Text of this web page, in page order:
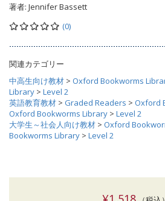
著者: Jennifer Bassett
(0)
関連カテゴリー
中高生向け教材 > Oxford Bookworms
Library > Level 2
英語教育教材 > Graded Readers > Oxford
Oxford Bookworms Library > Level 2
大学生～社会人向け教材 > Oxford
Bookworms Library > Level 2